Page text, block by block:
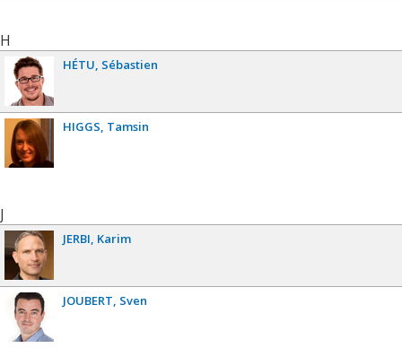
H
HÉTU Sébastien
HIGGS Tamsin
J
JERBI Karim
JOUBERT Sven